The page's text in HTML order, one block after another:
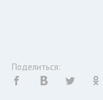
Поделиться: